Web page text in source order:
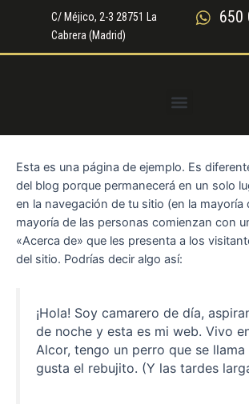
C/ Méjico, 2-3 28751 La
Cabrera (Madrid)
650
Esta es una página de ejemplo. Es
del blog porque permanecerá en un solo
en la navegación de tu sitio (en la mayoría
mayoría de las personas comienzan con
«Acerca de» que les presenta a los
del sitio. Podrías decir algo así:
¡Hola! Soy camarero de día,
de noche y esta es mi web. Vivo
Alcor, tengo un perro que se llama
gusta el rebujito. (Y las tardes